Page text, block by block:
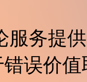
服务提
误价